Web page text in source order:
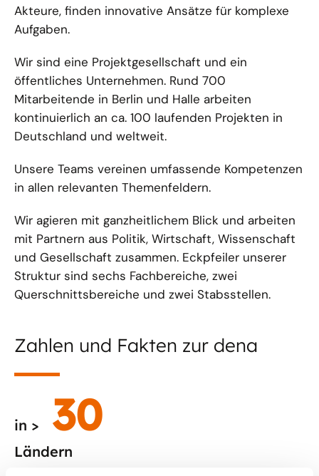
Akteure, finden innovative Ansätze für komplexe
Aufgaben.
Wir sind eine Projektgesellschaft und ein
öffentliches Unternehmen. Rund 700
Mitarbeitende in Berlin und Halle arbeiten
kontinuierlich an ca. 100 laufenden Projekten in
Deutschland und weltweit.
Unsere Teams vereinen umfassende Kompetenzen
in allen relevanten Themenfeldern.
Wir agieren mit ganzheitlichem Blick und arbeiten
mit Partnern aus Politik, Wirtschaft, Wissenschaft
und Gesellschaft zusammen. Eckpfeiler unserer
Struktur sind sechs Fachbereiche, zwei
Querschnittsbereiche und zwei Stabsstellen.
Zahlen und Fakten zur dena
in > 40
Ländern